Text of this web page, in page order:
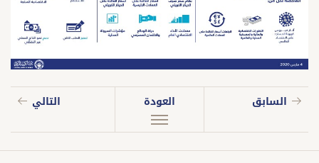
السابق العودة التالي